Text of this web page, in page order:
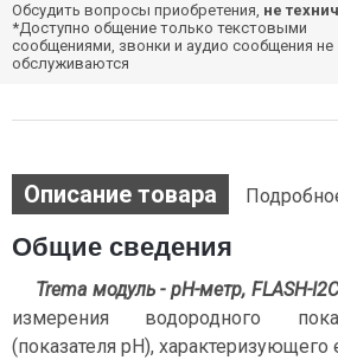
Обсудить вопросы приобретения, не
*Доступно общение только текстовыми
сообщениями, звонки и аудио сообщения не
обслуживаются
Описание товара
Общие сведения
Trema модуль - pH-метр, FLASH-I2C
измерения водородного
(показателя pH), характеризующего